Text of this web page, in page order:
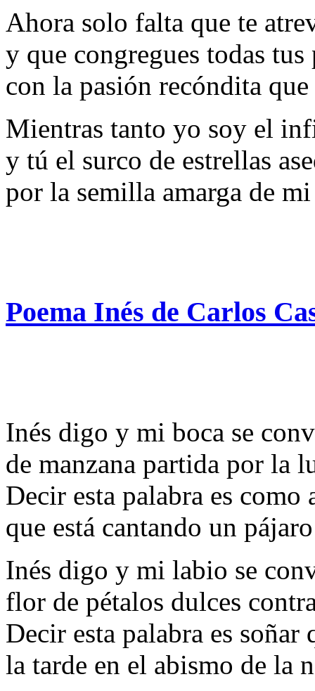
Ahora solo falta que te
y que congregues todas tus
con la pasión recóndita
Mientras tanto yo soy el
y tú el surco de estrellas
por la semilla amarga de
Poema Inés de Carlos
Inés digo y mi boca se
de manzana partida por la
Decir esta palabra es como
que está cantando un
Inés digo y mi labio se
flor de pétalos dulces
Decir esta palabra es soñar
la tarde en el abismo de la